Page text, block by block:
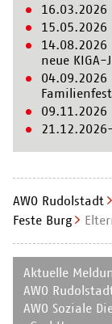
neue KIGA-
Familienfest
AWO Rudolstadt
Feste Burg
Navigation
überspringen
Aktuelle
AWO
AWO Soziale